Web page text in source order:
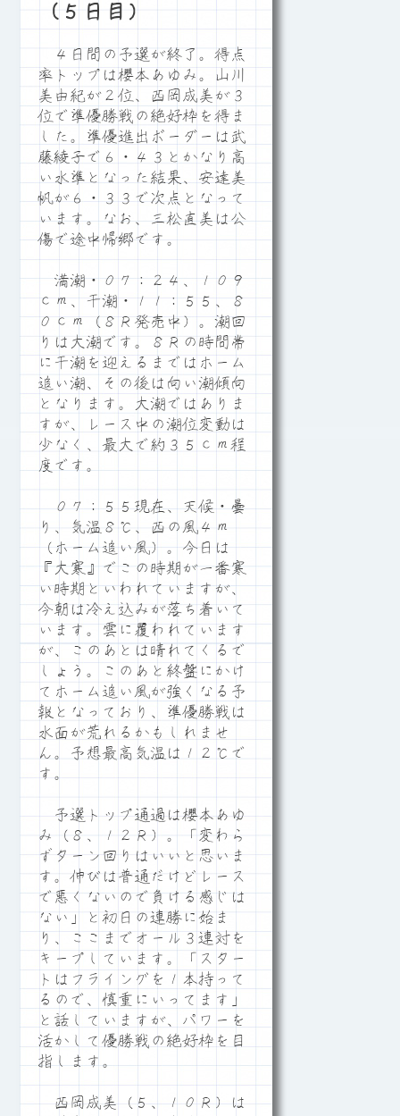
（５日目）
４日間の予選が終了。得点
率トップは櫻本あゆみ。山川
美由紀が２位、西岡成美が３
位で準優勝戦の絶好枠を得ま
した。準優進出ボーダーは武
藤綾子で６・４３とかなり高
い水準となった結果、安達美
帆が６・３３で次点となって
います。なお、三松直美は公
傷で途中帰郷です。
満潮・０７：２４、１０９
ｃｍ、干潮・１１：５５、８
０ｃｍ（８Ｒ発売中）。潮回
りは大潮です。８Ｒの時間帯
に干潮を迎えるまではホーム
追い潮、その後は向い潮傾向
となります。大潮ではありま
すが、レース中の潮位変動は
少なく、最大で約３５ｃｍ程
度です。
０７：５５現在、天候・曇
り、気温８℃、西の風４ｍ
（ホーム追い風）。今日は
『大寒』でこの時期が一番寒
い時期といわれていますが、
今朝は冷え込みが落ち着いて
います。雲に覆われています
が、このあとは晴れてくるで
しょう。このあと終盤にかけ
てホーム追い風が強くなる予
報となっており、準優勝戦は
水面が荒れるかもしれませ
ん。予想最高気温は１２℃で
す。
予選トップ通過は櫻本あゆ
み（８、１２Ｒ）。「変わら
ずターン回りはいいと思いま
す。伸びは普通だけどレース
で悪くないので負ける感じは
ない」と初日の連勝に始ま
り、ここまでオール３連対を
キープしています。「スター
トはフライングを１本持って
るので、慎重にいってます」
と話していますが、パワーを
活かして優勝戦の絶好枠を目
指します。
西岡成美（５、１０Ｒ）は